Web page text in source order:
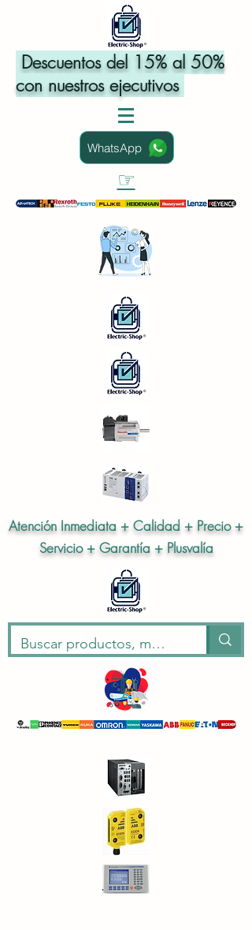
Descuentos del 15% al 50%
con nuestros ejecutivos
WhatsApp
☞
Atención Inmediata + Calidad + Precio +
Servicio + Garantía + Plusvalía